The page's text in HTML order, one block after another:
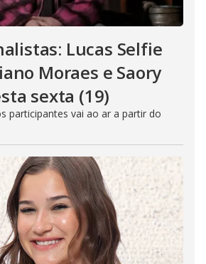
Lucas Selfie
Moraes e Saory
sexta (19)
participantes vai ao ar a partir do